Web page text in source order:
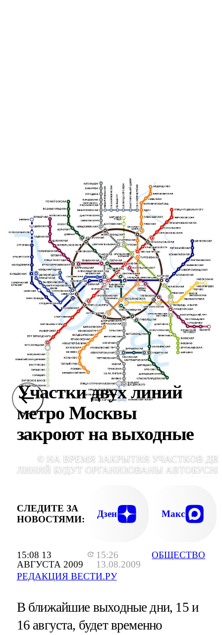
15:08 13
АВГУСТА 2009
15:26
13.08.2009
РЕДАКЦИЯ ВЕСТИ.РУ
ОБЩЕСТВО
Участки двух линий
метро Москвы
закроют на выходные
© НА ВРЕМЯ ЗАКРЫТИЯ УЧАСТКОВ
ЛИНИЙ БУДУТ ОРГАНИЗОВАНЫ
СЛЕДИТЕ ЗА
НОВОСТЯМИ:
Дзен Макс
В ближайшие выходные дни, 15 и
16 августа, будет временно